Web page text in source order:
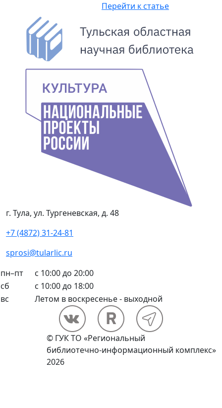
Перейти к статье
г. Тула, ул. Тургеневская, д. 48
+7 (4872) 31-24-81
sprosi@tularlic.ru
пн–пт
с 10:00 до 20:00
сб
с 10:00 до 18:00
вс
Летом в воскресенье - выходной
© ГУК ТО «Региональный
библиотечно-информационный комплекс»
2026